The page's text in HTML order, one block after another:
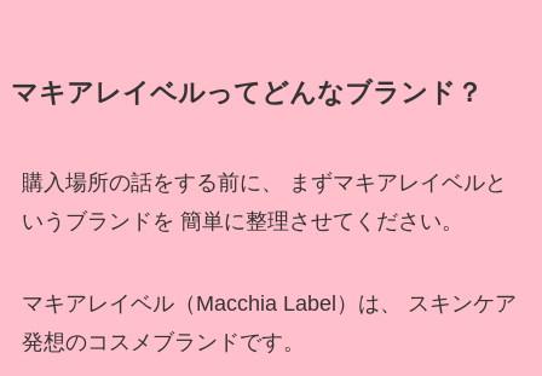
マキアレイベルってどんなブランド？
購入場所の話をする前に、 まずマキアレイベルと
いうブランドを 簡単に整理させてください。
マキアレイベル（Macchia Label）は、 スキンケア
発想のコスメブランドです。